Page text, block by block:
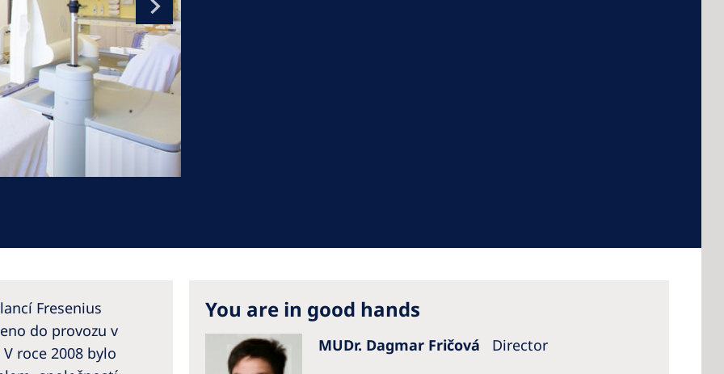
Romania
Russia
Asia Pacific
Australia
Philippines
Fresenius
do provozu v
roce 2008 bylo
You are in good hands
MUDr. Dagmar Fričová Director